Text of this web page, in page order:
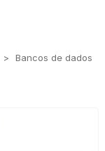
Bancos de dados